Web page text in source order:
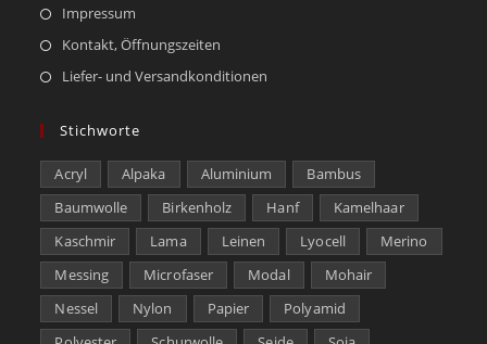
Impressum
Kontakt, Öffnungszeiten
Liefer- und Versandkonditionen
Stichworte
Acryl Alpaka Aluminium
Bambus
Baumwolle
Birkenholz Hanf
Kamelhaar
Kaschmir
Lama Leinen Lyocell
Merino
Messing
Microfaser Modal
Mohair
Nessel
Nylon Papier
Polyamid